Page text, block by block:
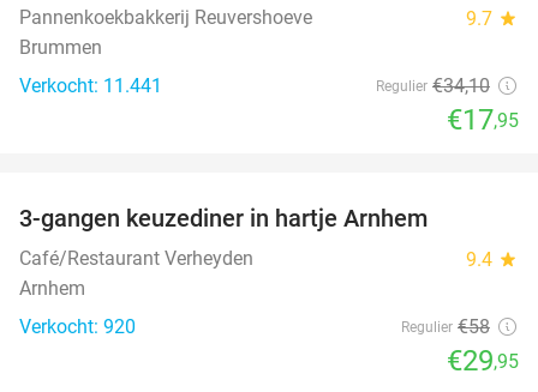
Pannenkoekbakkerij Reuvershoeve 9.7 star
Brummen
Verkocht: 11.441
Regulier €34,10
€17,95
3-gangen keuzediner in hartje Arnhem
Café/Restaurant Verheyden 9.4 star
Arnhem
Verkocht: 920
Regulier €58
€29,95